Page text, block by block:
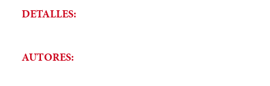
DETALLES:
AUTORES: